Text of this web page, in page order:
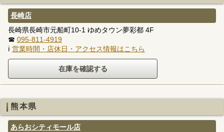
長崎店
長崎県長崎市元船町10-1 ゆめタウン夢彩都 4F
☎ 095-811-4919
ℹ 営業時間・店休日・アクセス情報はこちら
熊本県
あらおシティモール店